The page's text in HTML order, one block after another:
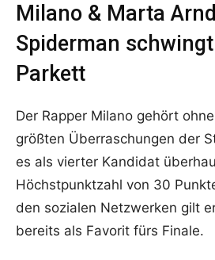
Milano & Marta
Spiderman
Parkett
Der Rapper Milano gehört
größten Überraschungen der
es als vierter Kandidat
Höchstpunktzahl von 30
den sozialen Netzwerken gilt
bereits als Favorit fürs Finale.